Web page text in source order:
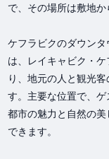
で、その場所は敷地か
ケフラビクのダウン
は、レイキャビク・
り、地元の人と観光
す。主要な位置で、ゲ
都市の魅力と自然の
できます。